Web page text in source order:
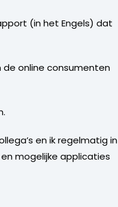
(in het Engels) dat
de online consumenten
en ik regelmatig in
mogelijke applicaties